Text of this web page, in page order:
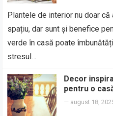
Plantele de interior nu doar
spațiu, dar sunt și benefice
verde în casă poate
stresul…
Decor
pentru o
— august 18,